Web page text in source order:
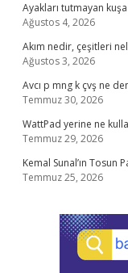
Ayakları tutmayan kuşa
Ağustos 4, 2026
Akım nedir, çeşitleri
Ağustos 3, 2026
Avcı p mng k çvş ne
Temmuz 30, 2026
WattPad yerine ne
Temmuz 29, 2026
Kemal Sunal’ın Tosun
Temmuz 25, 2026